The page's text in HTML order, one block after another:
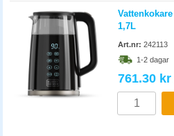
1,7L
Art.nr: 242113
1-2 dagar
761.30 kr